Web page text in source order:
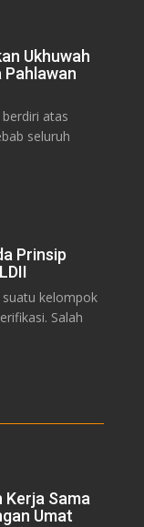
Ukhuwah
atas
seluruh
Prinsip
suatu kelompok
Salah
Kerja Sama
Umat